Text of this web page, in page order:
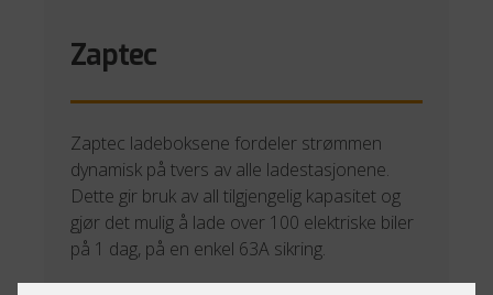
Zaptec
Zaptec ladeboksene fordeler strømmen
dynamisk på tvers av alle ladestasjonene.
Dette gir bruk av all tilgjengelig kapasitet og
gjør det mulig å lade over 100 elektriske biler
på 1 dag, på en enkel 63A sikring.